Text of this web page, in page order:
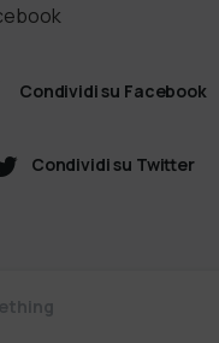
Condividi su Facebook
Condividi su Twitter